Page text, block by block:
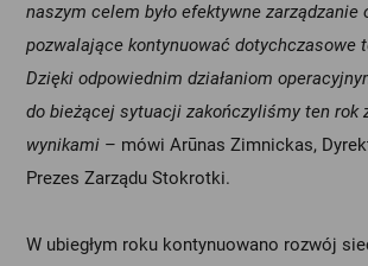
naszym celem było efektywne zarządzanie
pozwalające kontynuować dotychczasowe
Dzięki odpowiednim działaniom
do bieżącej sytuacji zakończyliśmy ten rok
wynikami – mówi Arūnas Zimnickas,
Prezes Zarządu Stokrotki.
W ubiegłym roku kontynuowano rozwój